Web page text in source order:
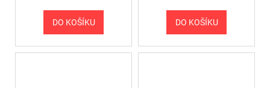
DO KOŠÍKU DO KOŠÍKU